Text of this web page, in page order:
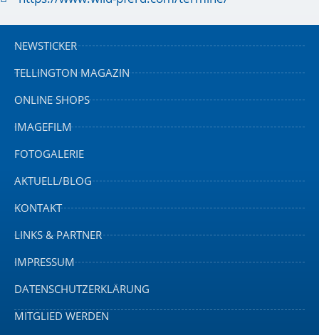
NEWSTICKER
TELLINGTON MAGAZIN
ONLINE SHOPS
IMAGEFILM
FOTOGALERIE
AKTUELL/BLOG
KONTAKT
LINKS & PARTNER
IMPRESSUM
DATENSCHUTZERKLÄRUNG
MITGLIED WERDEN